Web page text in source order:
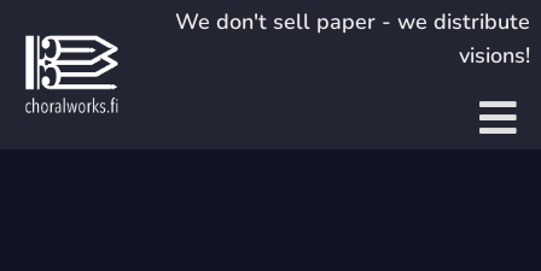
content
We don't sell paper - we distribute
visions!